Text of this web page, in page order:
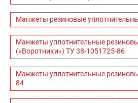
Манжеты резиновые
Манжеты уплотнительные
(«Воротники») ТУ 38-1051725-86
Манжеты уплотнительные
84